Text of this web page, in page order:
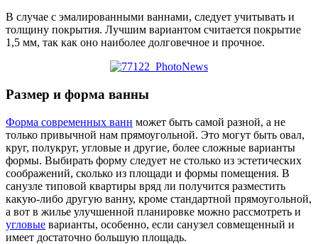
В случае с эмалированными ваннами, следует учитывать и
толщину покрытия. Лучшим вариантом считается покрытие
1,5 мм, так как оно наиболее долговечное и прочное.
Размер и форма ванны
Форма современных ванн может быть самой разной, а не
только привычной нам прямоугольной. Это могут быть овал,
круг, полукруг, угловые и другие, более сложные варианты
формы. Выбирать форму следует не столько из эстетических
соображений, сколько из площади и формы помещения. В
санузле типовой квартиры вряд ли получится разместить
какую-либо другую ванну, кроме стандартной прямоугольной,
а вот в жилье улучшенной планировке можно рассмотреть и
угловые варианты, особенно, если санузел совмещенный и
имеет достаточно большую площадь.